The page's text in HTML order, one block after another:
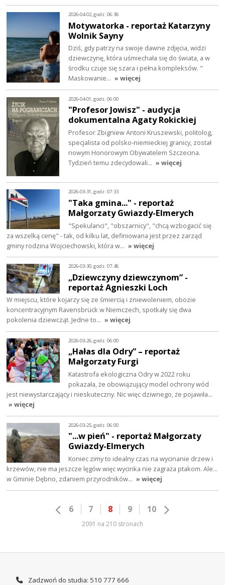
2026-04-02, godz. 06:38
Motywatorka - reportaż Katarzyny
Wolnik Sayny
Dziś, gdy patrzy na swoje dawne zdjęcia, widzi
dziewczynę, która uśmiechała się do świata, a w
środku czuje się szara i pełna kompleksów. "
Maskowanie… » więcej
2026-04-01, godz. 06:00
"Profesor Jowisz" - audycja
dokumentalna Agaty Rokickiej
Profesor Zbigniew Antoni Kruszewski, politolog,
specjalista od polsko-niemieckiej granicy, został
nowym Honorowym Obywatelem Szczecina.
Tydzień temu zdecydowali… » więcej
2026-03-31, godz. 07:33
"Taka gmina..." - reportaż
Małgorzaty Gwiazdy-Elmerych
"Spekulanci", "obszarnicy", "chcą wzbogacić się
za wszelką cenę" - tak, od kilku lat, definiowana jest przez zarząd
gminy rodzina Wojciechowski, która w… » więcej
2026-03-30, godz. 07:48
„Dziewczyny dziewczynom” -
reportaż Agnieszki Loch
W miejscu, które kojarzy się ze śmiercią i zniewoleniem, obozie
koncentracyjnym Ravensbrück w Niemczech, spotkały się dwa
pokolenia dziewcząt. Jedne to… » więcej
2026-03-26, godz. 06:00
„Hałas dla Odry” – reportaż
Małgorzaty Furgi
Katastrofa ekologiczna Odry w 2022 roku
pokazała, że obowiązujący model ochrony wód
jest niewystarczający i nieskuteczny. Nic więc dziwnego, że pojawiła…
» więcej
2026-03-25, godz. 06:00
"...w pień" - reportaż Małgorzaty
Gwiazdy-Elmerych
Koniec zimy to idealny czas na wycinanie drzew i
krzewów, nie ma jeszcze lęgów więc wycinka nie zagraża ptakom. Ale...
w Gminie Dębno, zdaniem przyrodników… » więcej
6 7 8 9 10
2091 na 210 stronach
Zadzwoń do studia: 510 777 666